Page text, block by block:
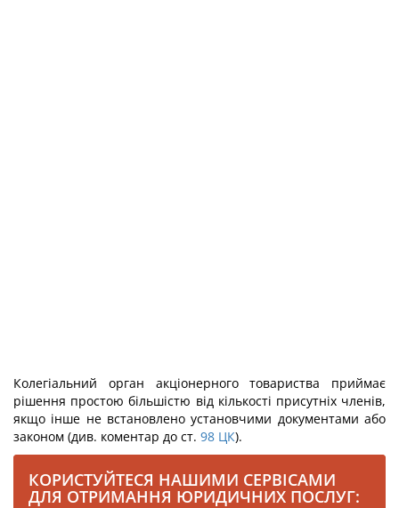
Колегіальний орган акціонерного товариства приймає
рішення простою більшістю від кількості присутніх членів,
якщо інше не встановлено установчими документами або
законом (див. коментар до ст. 98 ЦК).
КОРИСТУЙТЕСЯ НАШИМИ СЕРВІСАМИ
ДЛЯ ОТРИМАННЯ ЮРИДИЧНИХ ПОСЛУГ: